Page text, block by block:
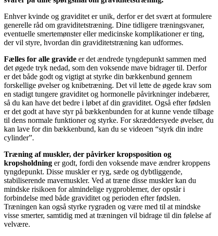
Enhver kvinde og graviditet er unik, derfor er det svært at formulere
generelle råd om graviditetstræning. Dine tidligere træningsvaner,
eventuelle smertemønster eller medicinske komplikationer er ting,
der vil styre, hvordan din graviditetstræning kan udformes.
Fælles for alle gravide er det ændrede tyngdepunkt sammen med
det øgede tryk nedad, som den voksende mave bidrager til. Derfor
er det både godt og vigtigt at styrke din bækkenbund gennem
forskellige øvelser og knibetræning. Det vil lette de øgede krav som
en stadigt tungere graviditet og hormonelle påvirkninger indebærer,
så du kan have det bedre i løbet af din graviditet. Også efter fødslen
er det godt at have styr på bækkenbunden for at kunne vende tilbage
til dens normale funktioner og styrke. For skræddersyede øvelser, du
kan lave for din bækkenbund, kan du se videoen “styrk din indre
cylinder”.
Træning af muskler, der påvirker kropsposition og
kropsholdning er godt, fordi den voksende mave ændrer kroppens
tyngdepunkt. Disse muskler er ryg, sæde og dybtliggende,
stabiliserende mavemuskler. Ved at træne disse muskler kan du
mindske risikoen for almindelige rygproblemer, der opstår i
forbindelse med både graviditet og perioden efter fødslen.
Træningen kan også styrke rygraden og være med til at mindske
visse smerter, samtidig med at træningen vil bidrage til din følelse af
velvære.